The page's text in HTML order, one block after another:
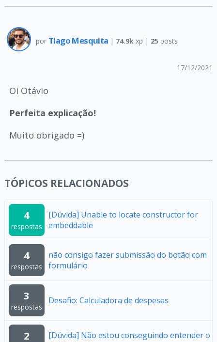
por Tiago Mesquita | 74.9k xp | 25 posts
17/12/2021
Oi Otávio
Perfeita explicação!
Muito obrigado =)
TÓPICOS RELACIONADOS
4
respostas
[Dúvida] Unable to locate constructor for
embeddable
4
respostas
não consigo fazer submissão do botão com
formulário
3
respostas
Desafio: Calculadora de despesas
2
[Dúvida] Não estou conseguindo entender o